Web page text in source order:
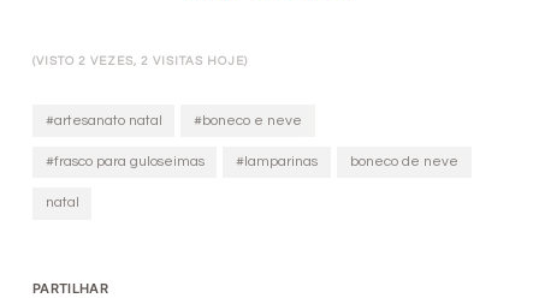
(VISTO 2 VEZES, 2 VISITAS HOJE)
#artesanato natal #boneco e neve
#frasco para guloseimas #lamparinas boneco de neve
natal
PARTILHAR